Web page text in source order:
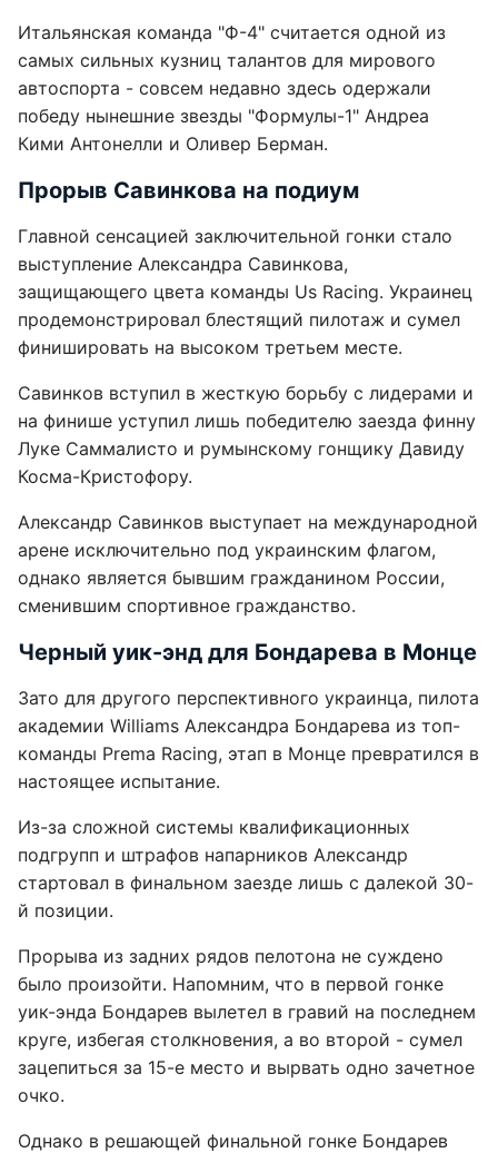
Итальянская команда "Ф-4" считается одной из
самых сильных кузниц талантов для мирового
автоспорта - совсем недавно здесь одержали
победу нынешние звезды "Формулы-1" Андреа
Кими Антонелли и Оливер Берман.
Прорыв Савинкова на подиум
Главной сенсацией заключительной гонки стало
выступление Александра Савинкова,
защищающего цвета команды Us Racing. Украинец
продемонстрировал блестящий пилотаж и сумел
финишировать на высоком третьем месте.
Савинков вступил в жесткую борьбу с лидерами и
на финише уступил лишь победителю заезда финну
Луке Саммалисто и румынскому гонщику Давиду
Косма-Кристофору.
Александр Савинков выступает на международной
арене исключительно под украинским флагом,
однако является бывшим гражданином России,
сменившим спортивное гражданство.
Черный уик-энд для Бондарева в Монце
Зато для другого перспективного украинца, пилота
академии Williams Александра Бондарева из топ-
команды Prema Racing, этап в Монце превратился в
настоящее испытание.
Из-за сложной системы квалификационных
подгрупп и штрафов напарников Александр
стартовал в финальном заезде лишь с далекой 30-
й позиции.
Прорыва из задних рядов пелотона не суждено
было произойти. Напомним, что в первой гонке
уик-энда Бондарев вылетел в гравий на последнем
круге, избегая столкновения, а во второй - сумел
зацепиться за 15-е место и вырвать одно зачетное
очко.
Однако в решающей финальной гонке Бондарев